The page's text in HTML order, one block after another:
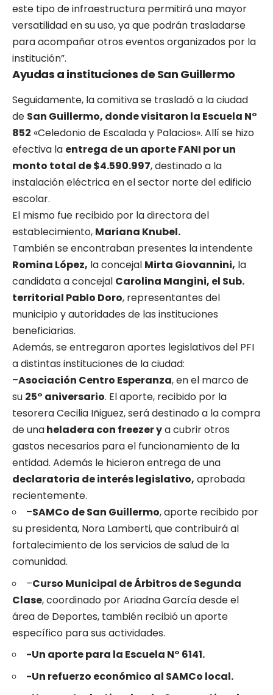
este tipo de infraestructura permitirá una mayor
versatilidad en su uso, ya que podrán trasladarse
para acompañar otros eventos organizados por la
institución”.
Ayudas a instituciones de San Guillermo
Seguidamente, la comitiva se trasladó a la ciudad
de San Guillermo, donde visitaron la Escuela N°
852 «Celedonio de Escalada y Palacios». Allí se hizo
efectiva la entrega de un aporte FANI por un
monto total de $4.590.997, destinado a la
instalación eléctrica en el sector norte del edificio
escolar.
El mismo fue recibido por la directora del
establecimiento, Mariana Knubel.
También se encontraban presentes la intendente
Romina López, la concejal Mirta Giovannini, la
candidata a concejal Carolina Mangini, el Sub.
territorial Pablo Doro, representantes del
municipio y autoridades de las instituciones
beneficiarias.
Además, se entregaron aportes legislativos del PFI
a distintas instituciones de la ciudad:
–Asociación Centro Esperanza, en el marco de
su 25° aniversario. El aporte, recibido por la
tesorera Cecilia Iñiguez, será destinado a la compra
de unaheladera con freezer ya cubrir otros
gastos necesarios para el funcionamiento de la
entidad. Además le hicieron entrega de una
declaratoria de interés legislativo, aprobada
recientemente.
–SAMCo de San Guillermo, aporte recibido por
su presidenta, Nora Lamberti, que contribuirá al
fortalecimiento de los servicios de salud de la
comunidad.
–Curso Municipal de Árbitros de Segunda
Clase, coordinado por Ariadna García desde el
área de Deportes, también recibió un aporte
específico para sus actividades.
-Un aporte para la Escuela N° 6141.
-Un refuerzo económico al SAMCo local.